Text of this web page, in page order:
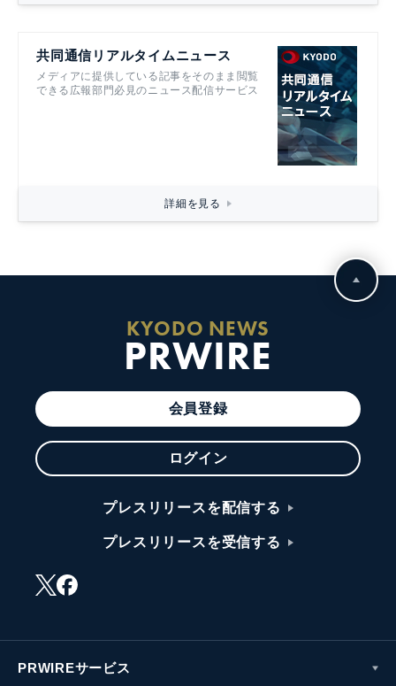
共同通信リアルタイムニュース
メディアに提供している記事をそのまま閲覧
できる広報部門必見のニュース配信サービス
詳細を見る
KYODO NEWS
PRWIRE
会員登録
ログイン
プレスリリースを配信する
プレスリリースを受信する
PRWIREサービス